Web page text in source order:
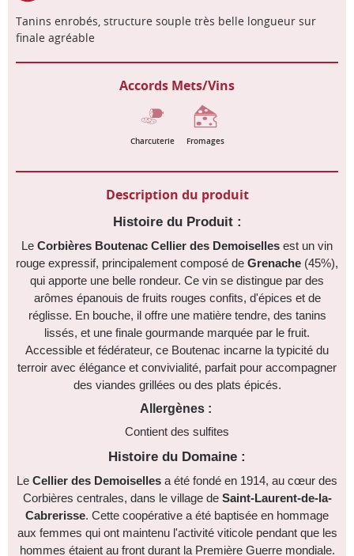
Tanins enrobés, structure souple très belle longueur sur
finale agréable
Accords Mets/Vins
Charcuterie Fromages
Description du produit
Histoire du Produit :
Le Corbières Boutenac Cellier des Demoiselles est un vin
rouge expressif, principalement composé de Grenache (45%),
qui apporte une belle rondeur. Ce vin se distingue par des
arômes épanouis de fruits rouges confits, d'épices et de
réglisse. En bouche, il offre une matière tendre, des tanins
lissés, et une finale gourmande marquée par le fruit.
Accessible et fédérateur, ce Boutenac incarne la typicité du
terroir avec élégance et convivialité, parfait pour accompagner
des viandes grillées ou des plats épicés.
Allergènes :
Contient des sulfites
Histoire du Domaine :
Le Cellier des Demoiselles a été fondé en 1914, au cœur des
Corbières centrales, dans le village de Saint-Laurent-de-la-
Cabrerisse. Cette coopérative a été baptisée en hommage
aux femmes qui ont maintenu l'activité viticole pendant que les
hommes étaient au front durant la Première Guerre mondiale.